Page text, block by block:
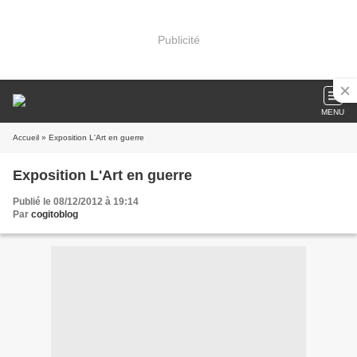
Publicité
MENU
Accueil » Exposition L'Art en guerre
Exposition L'Art en guerre
Publié le 08/12/2012 à 19:14
Par cogitoblog